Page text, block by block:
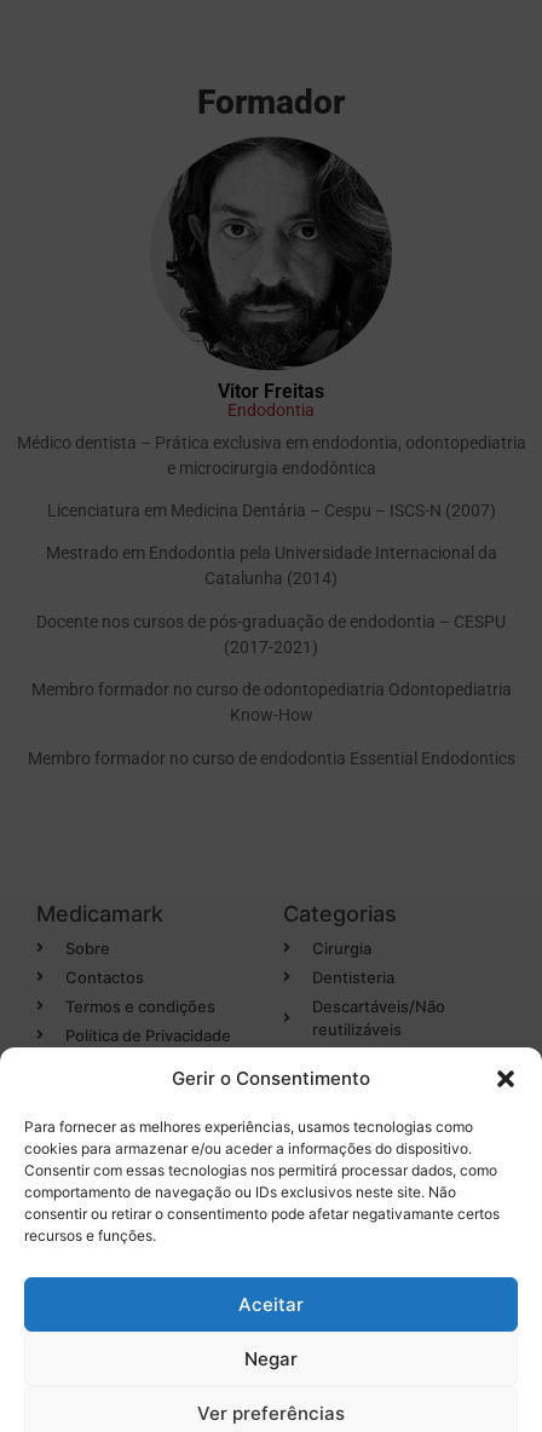
Gerir o Consentimento
Para fornecer as melhores experiências, usamos tecnologias como
cookies para armazenar e/ou aceder a informações do dispositivo.
Consentir com essas tecnologias nos permitirá processar dados, como
comportamento de navegação ou IDs exclusivos neste site. Não
consentir ou retirar o consentimento pode afetar negativamante certos
recursos e funções.
Aceitar
Negar
Ver preferências
Formador
Vitor Freitas
Endodontia
Médico dentista – Prática exclusiva em endodontia, odontopediatria
e microcirurgia endodôntica
Licenciatura em Medicina Dentária – Cespu – ISCS-N (2007)
Mestrado em Endodontia pela Universidade Internacional da
Catalunha (2014)
Docente nos cursos de pós-graduação de endodontia – CESPU
(2017-2021)
Membro formador no curso de odontopediatria Odontopediatria
Know-How
Membro formador no curso de endodontia Essential Endodontics
Medicamark
Sobre
Contactos
Termos e condições
Política de Privacidade
Categorias
Cirurgia
Dentisteria
Descartáveis/Não
reutilizáveis
Desinfectantes
Categorias
Endodontia
Higiene Oral
Entregas em 24h
de produtos em stock
nacional)
Licença INFARMED Nº 220/DM2016Resolução de conflitos de Consumo